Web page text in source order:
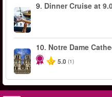
9. Dinner Cruise at
10. Notre Dame
5.0 (1)